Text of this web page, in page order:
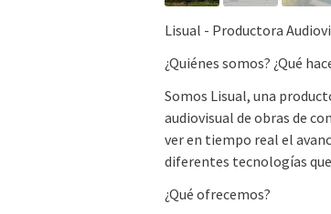
Lisual - Productora
¿Quiénes somos? ¿Qué
Somos Lisual, una
audiovisual de obras de
ver en tiempo real el
diferentes tecnologías
¿Qué ofrecemos?